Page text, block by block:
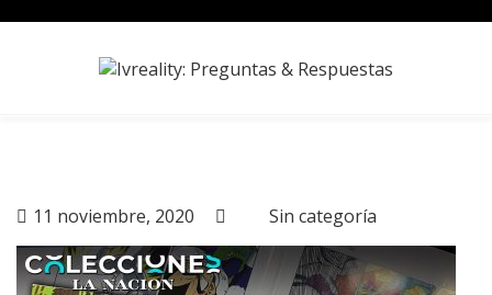
11 noviembre, 2020 Sin categoría